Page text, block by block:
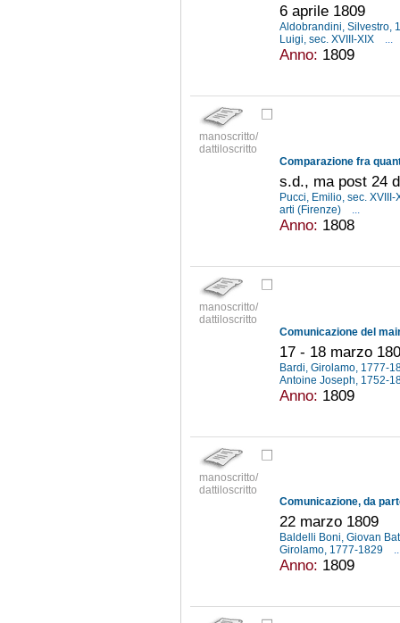
6 aprile 1809
Aldobrandini, Silvestro,
Luigi, sec. XVIII-XIX
...
Anno: 1809
manoscritto/
dattiloscritto
s.d., ma post 24
Pucci, Emilio, sec. XVIII-
arti (Firenze)
Anno: 1808
manoscritto/
dattiloscritto
17 - 18 marzo
Bardi, Girolamo, 1777-
Antoine Joseph, 1752-
Anno: 1809
manoscritto/
dattiloscritto
22 marzo 1809
Baldelli Boni, Giovan
Girolamo, 1777-1829
Anno: 1809